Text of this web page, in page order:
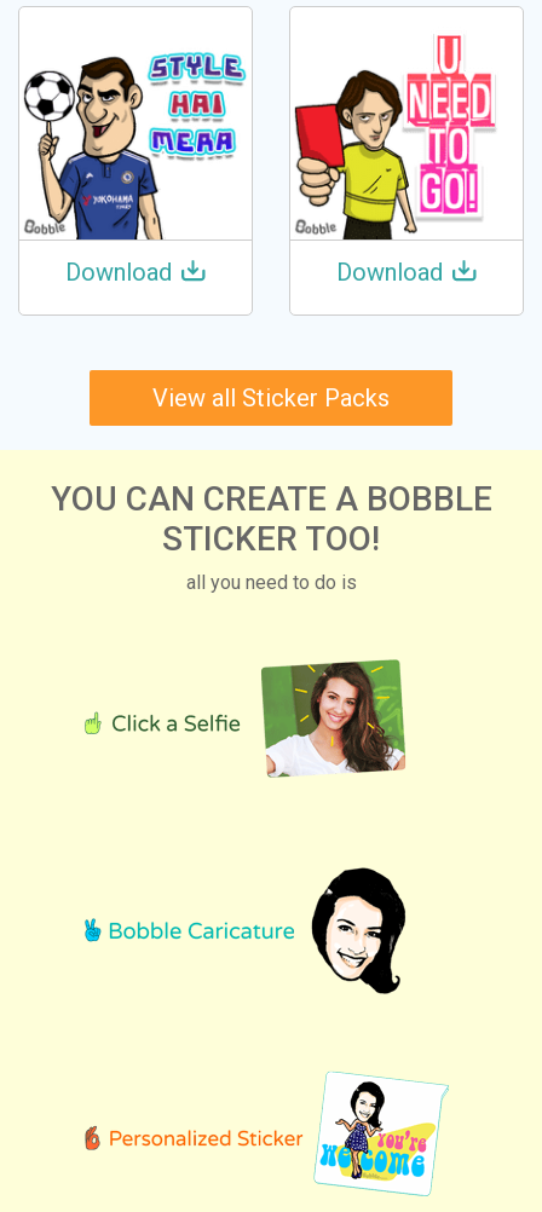
Download Download
View all Sticker Packs
YOU CAN CREATE A BOBBLE
STICKER TOO!
all you need to do is